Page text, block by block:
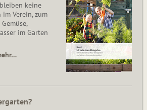
keine
im Verein, zum
im Garten